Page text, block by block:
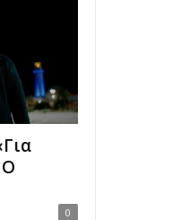
Ο
0